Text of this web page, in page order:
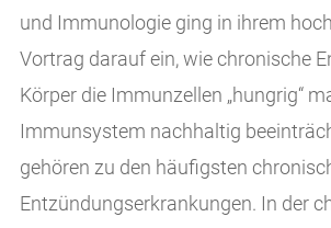
und Immunologie ging in ihrem
Vortrag darauf ein, wie chronische
Körper die Immunzellen „hungrig“
Immunsystem nachhaltig
gehören zu den häufigsten
Entzündungserkrankungen. In der